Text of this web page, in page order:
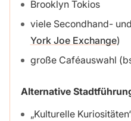
Brooklyn Tokios
viele Secondhand-
York Joe Exchange)
große Caféauswahl
Alternative
„Kulturelle